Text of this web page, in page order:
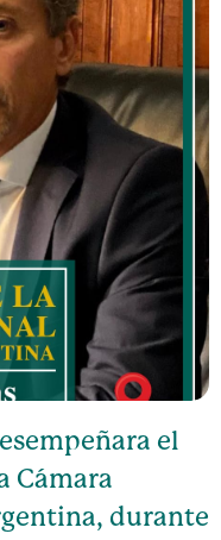
el
Cámara
durante